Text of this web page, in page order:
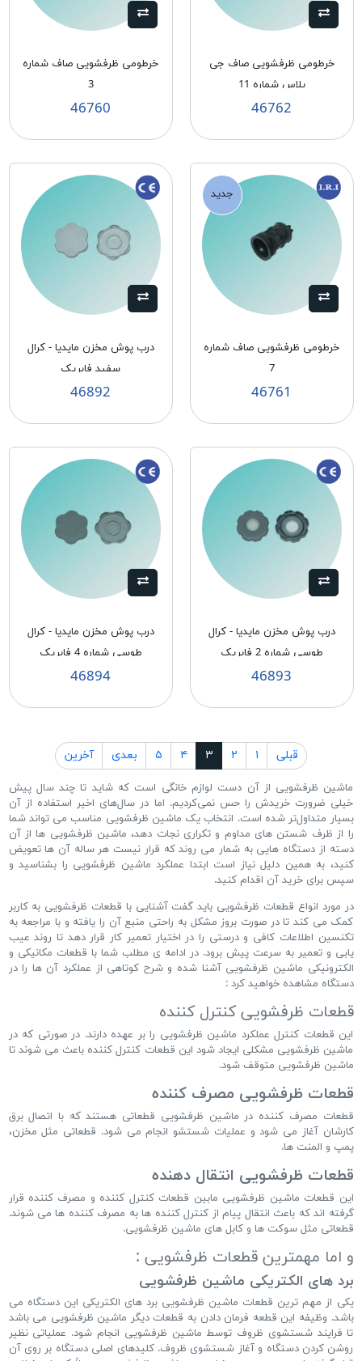
خرطومی ظرفشویی صاف جی
پلاس شماره 11
46762
خرطومی ظرفشویی صاف شماره
3
46760
جدید
خرطومی ظرفشویی صاف شماره
7
46761
درب پوش مخزن مايديا - كرال
سفيد فابريک
46892
درب پوش مخزن مايديا - كرال
طوسی شماره 2 فابريک
46893
درب پوش مخزن مايديا - كرال
طوسی شماره 4 فابريک
46894
قبلی ۱ ۲ ۳ ۴ ۵ بعدی آخرین
ماشین ظرفشویی از آن دست لوازم خانگی است که شاید تا چند سال پیش
خیلی ضرورت خریدش را حس نمی‌کردیم. اما در سال‌های اخیر استفاده از آن
بسیار متداول‌تر شده است. انتخاب یک ماشین ظرفشویی مناسب می تواند شما
را از ظرف شستن های مداوم و تکراری نجات دهد، ماشین ظرفشویی ها از آن
دسته از دستگاه هایی به شمار می روند که قرار نیست هر ساله آن ها تعویض
کنید، به همین دلیل نیاز است ابتدا عملکرد ماشین ظرفشویی را بشناسید و
سپس برای خرید آن اقدام کنید.
در مورد انواع قطعات ظرفشویی باید گفت آشنایی با قطعات ظرفشویی به کاربر
کمک می کند تا در صورت بروز مشکل به راحتی منبع آن را یافته و با مراجعه به
تکنسین اطلاعات کافی و درستی را در اختیار تعمیر کار قرار دهد تا روند عیب
یابی و تعمیر به سرعت پیش برود. در ادامه ی مطلب شما با قطعات مکانیکی و
الکترونیکی ماشین ظرفشویی آشنا شده و شرح کوتاهی از عملکرد آن ها را در
دستگاه مشاهده خواهید کرد :
قطعات ظرفشویی کنترل کننده
این قطعات کنترل عملکرد ماشین ظرفشویی را بر عهده دارند. در صورتی که در
ماشین ظرفشویی مشکلی ایجاد شود این قطعات کنترل کننده باعث می شوند تا
ماشین ظرفشویی متوقف شود.
قطعات ظرفشویی مصرف کننده
قطعات مصرف کننده در ماشین ظرفشویی قطعاتی هستند که با اتصال برق
کارشان آغاز می شود و عملیات شستشو انجام می شود. قطعاتی مثل مخزن،
پمپ و المنت ها.
قطعات ظرفشویی انتقال دهنده
این قطعات ماشین ظرفشویی مابین قطعات کنترل کننده و مصرف کننده قرار
گرفته اند که باعث انتقال پیام از کنترل کننده ها به مصرف کننده ها می شوند.
قطعاتی مثل سوکت ها و کابل های ماشین ظرفشویی.
و اما مهمترین قطعات ظرفشویی :
برد های الکتریکی ماشین ظرفشویی
یکی از مهم ترین قطعات ماشین ظرفشویی برد های الکتریکی این دستگاه می
باشد. وظیفه این قطعه فرمان دادن به قطعات دیگر ماشین ظرفشویی می باشد
تا فرایند شستشوی ظروف توسط ماشین ظرفشویی انجام شود. عملیاتی نظیر
روشن کردن دستگاه و آغاز شستشوی ظروف. کلیدهای اصلی دستگاه بر روی آن